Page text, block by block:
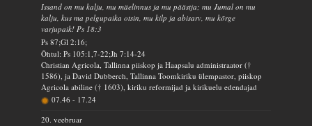
Issand on mu kalju, mu mäelinnus ja mu päästja; mu Jumal on mu
kalju, kus ma pelgupaika otsin, mu kilp ja abisarv, mu kõrge
varjupaik! Ps 18:3
Ps 87;Gl 2:16;
Õhtul: Ps 105:1,7-22;Jh 7:14-24
Christian Agricola, Tallinna piiskop ja Haapsalu administraator (†
1586), ja David Dubberch, Tallinna Toomkiriku ülempastor, piiskop
Agricola abiline († 1603), kiriku reformijad ja kirikuelu edendajad
07.46 - 17.24
20. veebruar